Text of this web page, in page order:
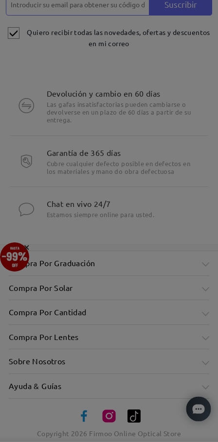
Suscribir
Quiero recibir todas las novedades, ofertas y descuentos
en mi correo
Devolución y cambio en 60 días
Las gafas insatisfactorias pueden cambiarse o
devolverse en un plazo de 60 días a partir de su
entrega.
Garantía de 365 días
Cubre cualquier defecto posible en defectos en
los materiales y mano do obra defectuosa
Chat en vivo 24/7
Estamos siempre online para usted.
Compra Por Graduación
Compra Por Solar
Compra Por Cantidad
Compra Por Lentes
Sobre Nosotros
Ayuda & Guías
Copyright 2026 Firmoo Online Optical Store
×